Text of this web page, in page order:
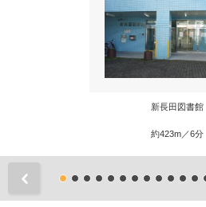
新長田図書館
約423m／6分